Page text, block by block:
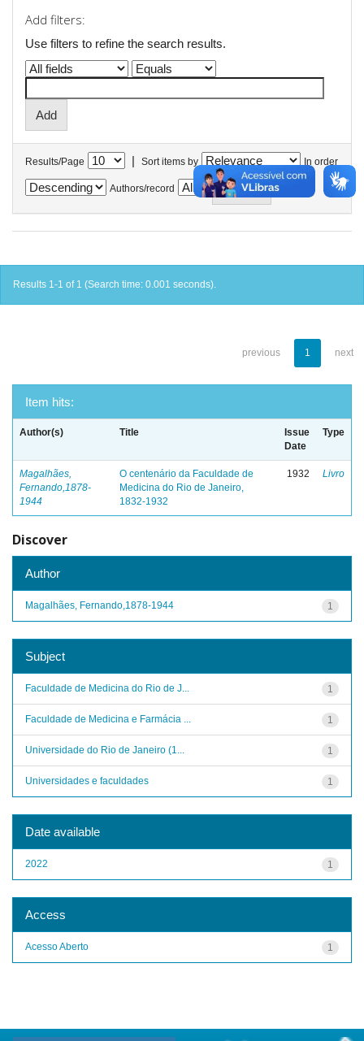
Add filters:
Use filters to refine the search results.
Results/Page | Sort items by In order
Authors/record
Results 1-1 of 1 (Search time: 0.001 seconds).
previous 1 next
Item hits:
Author(s) Title
Issue
Date
Type
Magalhães,
Fernando,1878-
1944
O centenário da Faculdade de
Medicina do Rio de Janeiro,
1832-1932
1932 Livro
Discover
Author
1
Magalhães, Fernando,1878-1944
Subject
1
Faculdade de Medicina do Rio de J...
1
Faculdade de Medicina e Farmácia ...
1
Universidade do Rio de Janeiro (1...
1
Universidades e faculdades
Date available
1
2022
Access
1
Acesso Aberto